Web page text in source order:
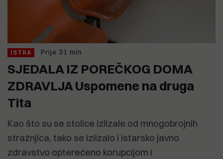
ISTRA Prije 31 min
SJEDALA IZ POREČKOG DOMA
ZDRAVLJA Uspomene na druga
Tita
Kao što su se stolice izlizale od mnogobrojnih
stražnjica, tako se izlizalo i istarsko javno
zdravstvo opterećeno korupcijom i